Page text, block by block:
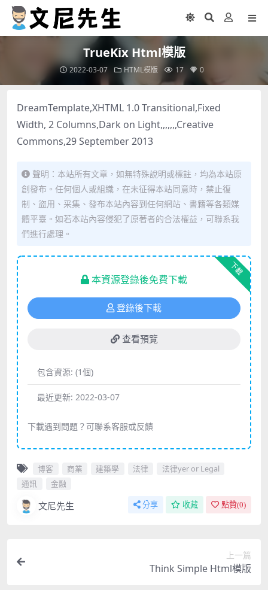
TrueKix Html模版
2022-03-07 HTML模版 17 0
DreamTemplate,XHTML 1.0 Transitional,Fixed
Width, 2 Columns,Dark on Light,,,,,,,Creative
Commons,29 September 2013
聲明：本站所有文章，如無特殊說明或標註，均為本站原
創發布。任何個人或組織，在未征得本站同意時，禁止復
制、盜用、采集、發布本站內容到任何網站、書籍等各類媒
體平臺。如若本站內容侵犯了原著者的合法權益，可聯系我
們進行處理。
下載
本資源登錄後免費下載
登錄後下載
查看預覽
包含資源: (1個)
最近更新: 2022-03-07
下載遇到問題？可聯系客服或反饋
博客 商業 建築學 法律
法律yer or Legal
通訊
金融
文尼先生 分享 收藏 點贊(0)
上一篇
Think Simple Html模版